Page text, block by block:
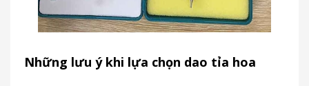
Những lưu ý khi lựa chọn dao tỉa hoa